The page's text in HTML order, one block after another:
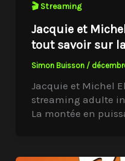
🎬 Streaming
Jacquie et
tout savoir sur
Simon Buisson /
Jacquie et Michel
streaming adulte
La montée en